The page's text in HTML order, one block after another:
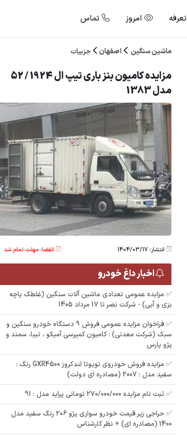
تعرفه امروز تماس
ماشین سنگین اصفهان جزییات
مزایده کامیون بنز باری تیپ ال 1924 / 52
مدل 1383
انتشار: 1404/03/17 انقضا: مهلت تمام شد
اخبار داغ خودرو
✅ مزایده عمومی تعدادی ماشین آلات سنگین (غلطک پاچه
بزی و آبی) - شرکت نصر تا 17 مرداد 1405
✅ فراخوان مزایده عمومی فروش 9 دستگاه خودرو سنگین و
سبک (شرکت معدنی) : کامیون کمپرسی آمیکو ، تیبا، سمند و
پژو پارس
✅ مزایده فروش خودروی تویوتا لندکروز GXR4500 رنگ :
سفید مدل : 2007 (مصادره ای دولت)
✅ ثبت نام مزایده 270/000/000 تومانی پراید مدل : 91
✅ حراجی زیر قیمت خودرو سواری پژو 206 رنگ سفید مدل
1400 (مصادره ای) + نظر کارشناس
مزایده مزدا دو کابین
در اصفهان
مزایده روا رنگ : نقره ای
مدل : 89 در شهرستان
شاهین شهر
خودرو سواري پژو 405